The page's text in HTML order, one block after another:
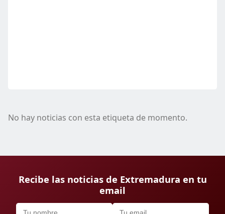
No hay noticias con esta etiqueta de momento.
Recibe las noticias de Extremadura en tu
email